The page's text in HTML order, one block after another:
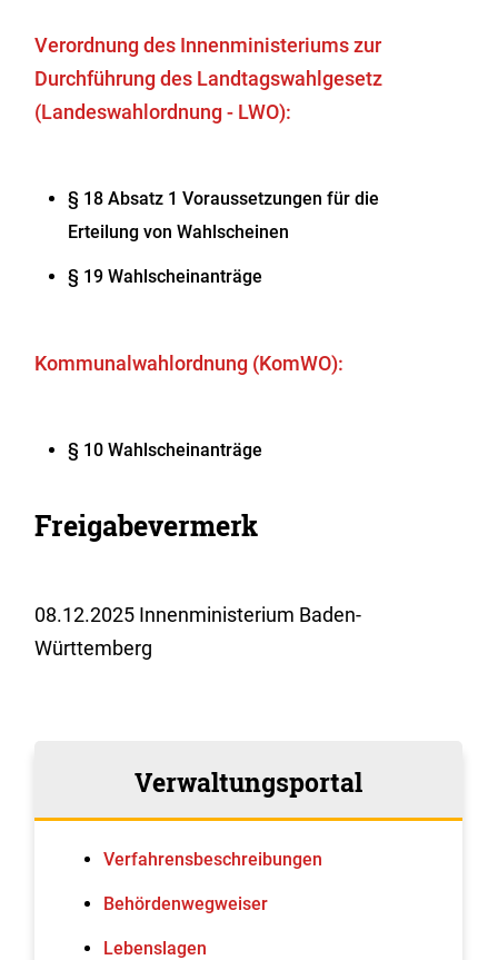
Verordnung des Innenministeriums zur
Durchführung des Landtagswahlgesetz
(Landeswahlordnung - LWO):
§ 18 Absatz 1 Voraussetzungen für die
Erteilung von Wahlscheinen
§ 19 Wahlscheinanträge
Kommunalwahlordnung (KomWO):
§ 10 Wahlscheinanträge
Freigabevermerk
08.12.2025 Innenministerium Baden-
Württemberg
Verwaltungsportal
Verfahrens­beschreibungen
Behördenwegweiser
Lebenslagen